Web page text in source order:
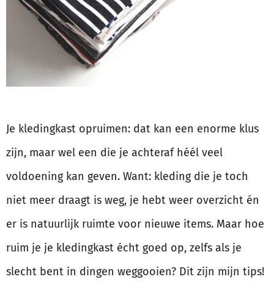
Je kledingkast opruimen: dat kan een enorme klus
zijn, maar wel een die je achteraf héél veel
voldoening kan geven. Want: kleding die je toch
niet meer draagt is weg, je hebt weer overzicht én
er is natuurlijk ruimte voor nieuwe items. Maar hoe
ruim je je kledingkast écht goed op, zelfs als je
slecht bent in dingen weggooien? Dit zijn mijn tips!